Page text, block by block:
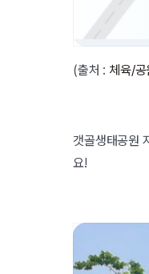
(출처 : 체육/
갯골생태공원
요!